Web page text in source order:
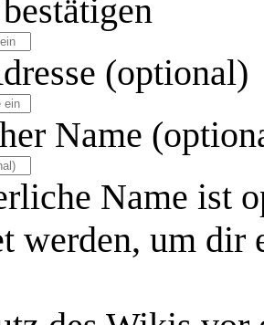
(optional)
Name
Name ist
werden, um dir